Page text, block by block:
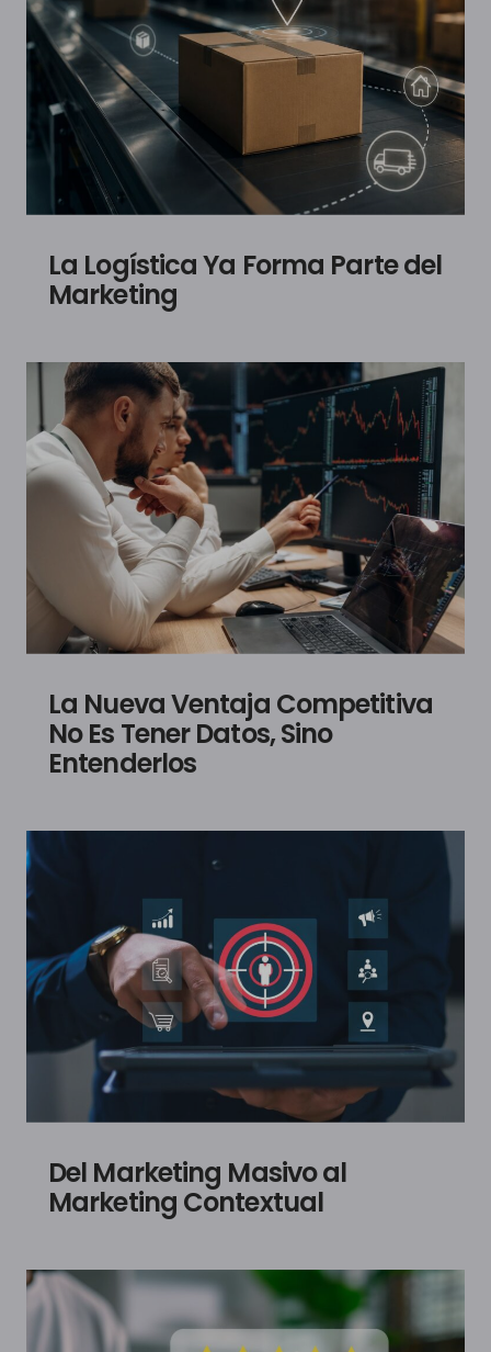
La Logística Ya Forma Parte del
Marketing
La Nueva Ventaja Competitiva
No Es Tener Datos, Sino
Entenderlos
Del Marketing Masivo al
Marketing Contextual